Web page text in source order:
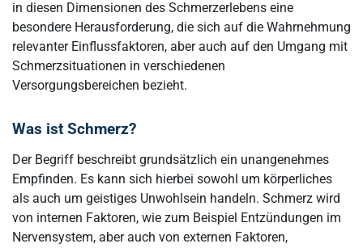
in diesen Dimensionen des Schmerzerlebens eine
besondere Herausforderung, die sich auf die Wahrnehmung
relevanter Einflussfaktoren, aber auch auf den Umgang mit
Schmerzsituationen in verschiedenen
Versorgungsbereichen bezieht.
Was ist Schmerz?
Der Begriff beschreibt grundsätzlich ein unangenehmes
Empfinden. Es kann sich hierbei sowohl um körperliches
als auch um geistiges Unwohlsein handeln. Schmerz wird
von internen Faktoren, wie zum Beispiel Entzündungen im
Nervensystem, aber auch von externen Faktoren,